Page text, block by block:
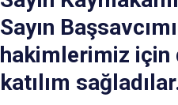
Sayın
hakimlerimiz için
katılım